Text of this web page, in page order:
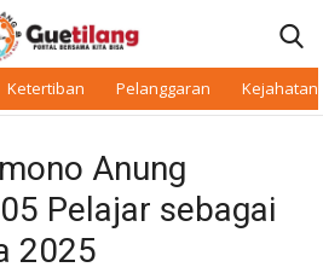
Ketertiban Pelanggaran Kejahatan
Anung
Pelajar sebagai
2025